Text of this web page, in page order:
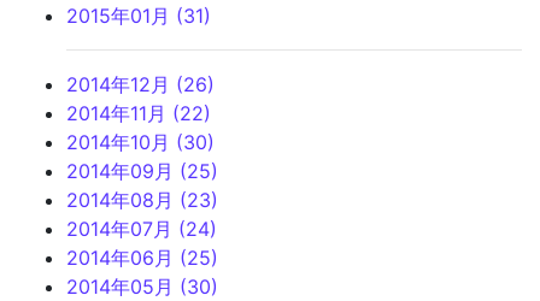
2015年01月 (31)
2014年12月 (26)
2014年11月 (22)
2014年10月 (30)
2014年09月 (25)
2014年08月 (23)
2014年07月 (24)
2014年06月 (25)
2014年05月 (30)